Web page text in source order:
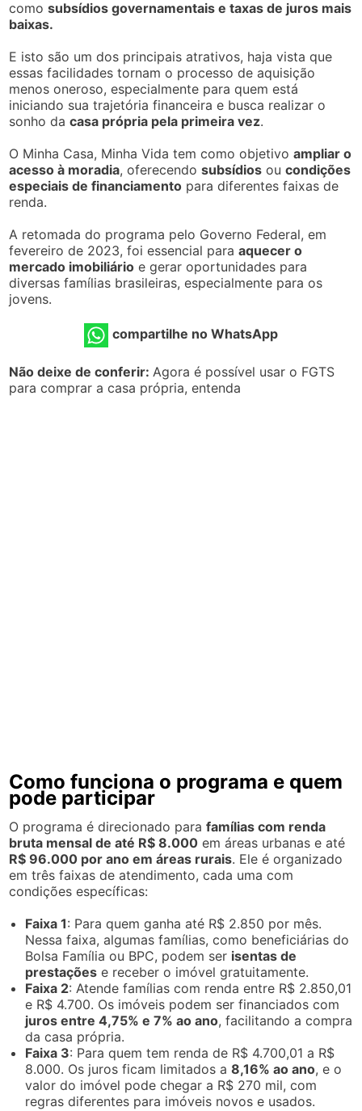
comosubsídios governamentais e taxas de juros mais
baixas.
E isto são um dos principais atrativos, haja vista que
essas facilidades tornam o processo de aquisição
menos oneroso, especialmente para quem está
iniciando sua trajetória financeira e busca realizar o
sonho dacasa própria pela primeira vez.
O Minha Casa, Minha Vida tem como objetivoampliar o
acesso à moradia, oferecendosubsídios oucondições
especiais de financiamento para diferentes faixas de
renda.
A retomada do programa pelo Governo Federal, em
fevereiro de 2023, foi essencial paraaquecer o
mercado imobiliário e gerar oportunidades para
diversas famílias brasileiras, especialmente para os
jovens.
compartilhe no WhatsApp
Não deixe de conferir:Agora é possível usar o FGTS
para comprar a casa própria, entenda
Como funciona o programa e quem
pode participar
O programa é direcionado parafamílias com renda
bruta mensal de até R$ 8.000 em áreas urbanas e até
R$ 96.000 por ano em áreas rurais. Ele é organizado
em três faixas de atendimento, cada uma com
condições específicas:
Faixa 1: Para quem ganha até R$ 2.850 por mês.
Nessa faixa, algumas famílias, como beneficiárias do
Bolsa Família ou BPC, podem ser isentas de
prestações e receber o imóvel gratuitamente.
Faixa 2: Atende famílias com renda entre R$ 2.850,01
e R$ 4.700. Os imóveis podem ser financiados com
juros entre 4,75% e 7% ao ano, facilitando a compra
da casa própria.
Faixa 3: Para quem tem renda de R$ 4.700,01 a R$
8.000. Os juros ficam limitados a8,16% ao ano, e o
valor do imóvel pode chegar a R$ 270 mil, com
regras diferentes para imóveis novos e usados.